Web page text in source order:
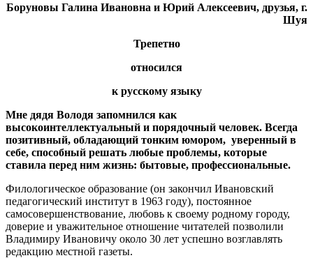
Боруновы Галина Ивановна и Юрий Алексеевич, друзья, г.
Шуя
Трепетно
относился
к русскому языку
Мне дядя Володя запомнился как
высокоинтеллектуальный и порядочный человек. Всегда
позитивный, обладающий тонким юмором, уверенный в
себе, способный решать любые проблемы, которые
ставила перед ним жизнь: бытовые, профессиональные.
Филологическое образование (он закончил Ивановский
педагогический институт в 1963 году), постоянное
самосовершенствование, любовь к своему родному городу,
доверие и уважительное отношение читателей позволили
Владимиру Ивановичу около 30 лет успешно возглавлять
редакцию местной газеты.